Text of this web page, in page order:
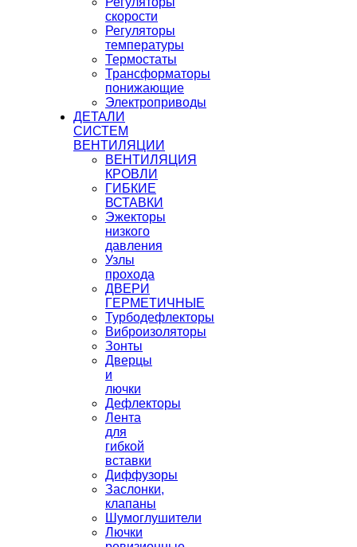
скорости
Регуляторы
температуры
Термостаты
Трансформаторы
понижающие
Электроприводы
ДЕТАЛИ
СИСТЕМ
ВЕНТИЛЯЦИИ
ВЕНТИЛЯЦИЯ
КРОВЛИ
ГИБКИЕ
ВСТАВКИ
Эжекторы
низкого
давления
Узлы
прохода
ДВЕРИ
ГЕРМЕТИЧНЫЕ
Турбодефлекторы
Виброизоляторы
Зонты
Дверцы
и
лючки
Дефлекторы
Лента
для
гибкой
вставки
Диффузоры
Заслонки,
клапаны
Шумоглушители
Лючки